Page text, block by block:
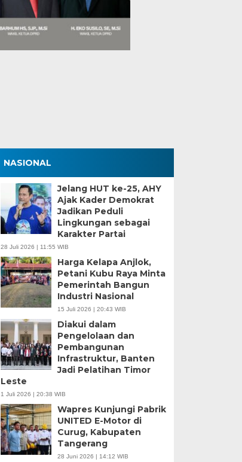
Zona Blank Spot,
Serang Lakukan
Senin, 15 Jun 2026 - 14:09 WIB
BagusNews.Co – Pelaksanaan Sistem Penerimaan
di Kota Serang menghadapi tantangan…
NASIONAL
Jelang HUT ke-25, AHY
Ajak Kader Demokrat
Jadikan Peduli
Lingkungan sebagai
Karakter Partai
28 Juli 2026 | 11:55 WIB
Harga Kelapa Anjlok,
Petani Kubu Raya Minta
Pemerintah Bangun
Industri Nasional
15 Juli 2026 | 20:43 WIB
Diakui dalam
Pengelolaan dan
Pembangunan
Infrastruktur, Banten
Jadi Pelatihan Timor
Leste
1 Juli 2026 | 20:38 WIB
Wapres Kunjungi Pabrik
UNITED E-Motor di
Curug, Kabupaten
Tangerang
28 Juni 2026 | 14:12 WIB